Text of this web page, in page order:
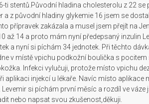
stentů.Původní hladina cholesterolu z 22 se
a z původní hladiny glykemie 16 jsem se
přípravek zakázala a musel jsem přejít na
až 14 a proto mám nyní předepsaný inzulin
a nyní si píchám 34 jednotek. Při těchto
v místě vpichu podkožní boulička s
Infekci vylučuji, protože místo vpichu
aplikaci injekcí u lékaře. Navíc místo aplikace
si píchám první měsíc a rozdíl ve váze
nebo napsat svou zkušenost,děkuji.